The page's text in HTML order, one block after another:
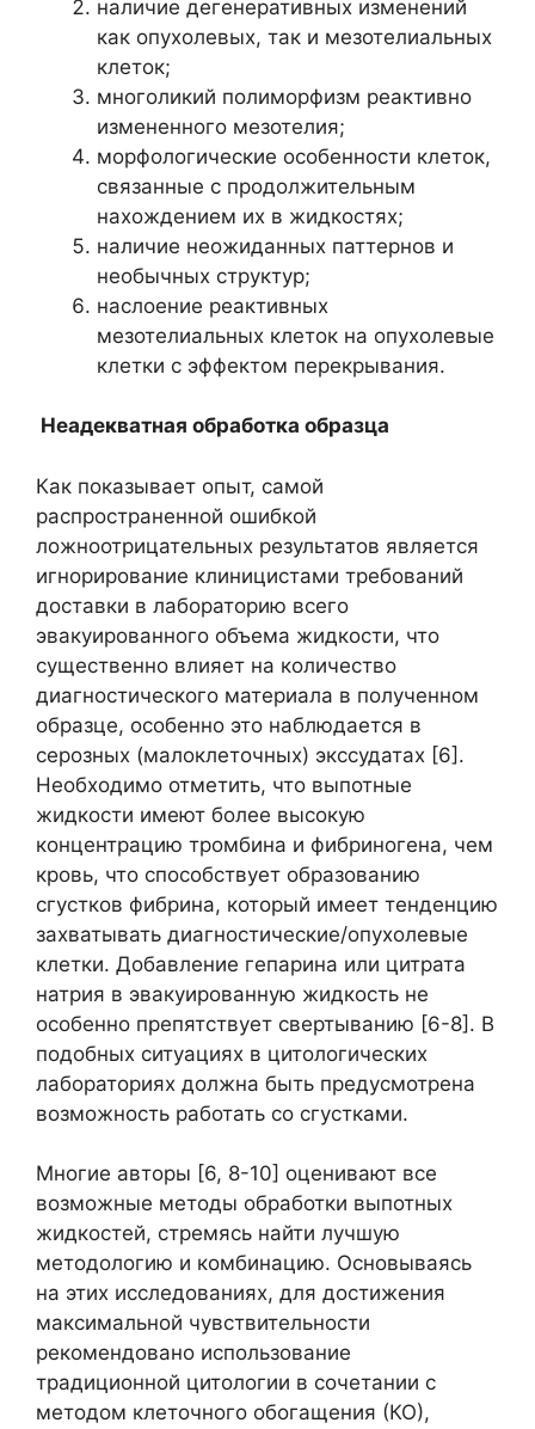
наличие дегенеративных изменений
как опухолевых, так и мезотелиальных
клеток;
многоликий полиморфизм реактивно
измененного мезотелия;
морфологические особенности клеток,
связанные с продолжительным
нахождением их в жидкостях;
наличие неожиданных паттернов и
необычных структур;
наслоение реактивных
мезотелиальных клеток на опухолевые
клетки с эффектом перекрывания.
Неадекватная обработка образца
Как показывает опыт, самой
распространенной ошибкой
ложноотрицательных результатов является
игнорирование клиницистами требований
доставки в лабораторию всего
эвакуированного объема жидкости, что
существенно влияет на количество
диагностического материала в полученном
образце, особенно это наблюдается в
серозных (малоклеточных) экссудатах [6].
Необходимо отметить, что выпотные
жидкости имеют более высокую
концентрацию тромбина и фибриногена, чем
кровь, что способствует образованию
сгустков фибрина, который имеет тенденцию
захватывать диагностические/опухолевые
клетки. Добавление гепарина или цитрата
натрия в эвакуированную жидкость не
особенно препятствует свертыванию [6-8]. В
подобных ситуациях в цитологических
лабораториях должна быть предусмотрена
возможность работать со сгустками.
Многие авторы [6, 8-10] оценивают все
возможные методы обработки выпотных
жидкостей, стремясь найти лучшую
методологию и комбинацию. Основываясь
на этих исследованиях, для достижения
максимальной чувствительности
рекомендовано использование
традиционной цитологии в сочетании с
методом клеточного обогащения (КО),